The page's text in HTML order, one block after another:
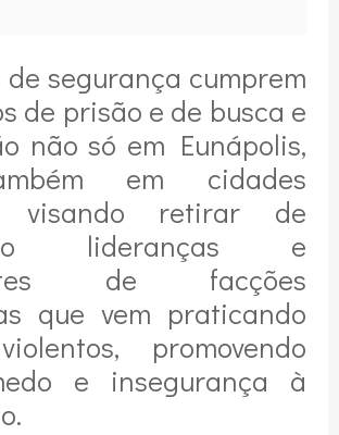
de segurança cumprem
de prisão e de busca e
não só em Eunápolis,
em cidades
visando retirar de
lideranças e
de facções
que vem praticando
promovendo
e insegurança à